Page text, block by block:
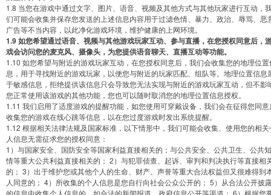
1.8 当您在游戏中通过文字、图片、语音、视频及其他方式与其他玩家进行互动，
们可能会收集并保存您发送的上述信息内容用于过滤色情、暴力、政治、辱骂、恶
广告等不当内容，以此净化游戏环境，维护健康的上网环境。
1.9 如您希望通过语音、视频与其他游戏玩家互动、参与直播，在您授权同意后，
戏会访问您的麦克风、摄像头，为您提供语音聊天、直播互动等功能。
1.10 如您希望与附近的游戏玩家互动，在您授权同意后，我们会收集您的地理位置
息，用于寻找附近的游戏玩家，以便您与附近的玩家匹配、组队等。地理位置信息
于敏感信息，拒绝提供该信息只会导致您无法实现与附近的游戏玩家互动，但不影
您正常使用该游戏的其他功能，您也可以随时取消您的地理位置信息授权。
1.11 我们启用了适度游戏的提醒功能，如您使用可穿戴设备，我们会在征得您同意
收集您的游戏在线心跳等信息，以在您过度游戏时发出系统提醒。
1.12 根据相关法律法规及国家标准，以下情形中，我们可能会收集、使用您的相关
人信息无需征求您的授权同意：
1）与国家安全、国防安全等国家利益直接相关的；与公共安全、公共卫生、公共知
情等重大公共利益直接相关的； 2）与犯罪侦查、起诉、审判和判决执行等直接相
的； 3）出于维护您或其他个人的生命、财产、声誉等重大合法权益但又很难得到
人同意的； 4）所收集的个人信息是您自行向社会公众公开的； 5）从合法公开披
的信息中收集个人信息的，如合法的新闻报道、政府信息公开等渠道； 6）根据您